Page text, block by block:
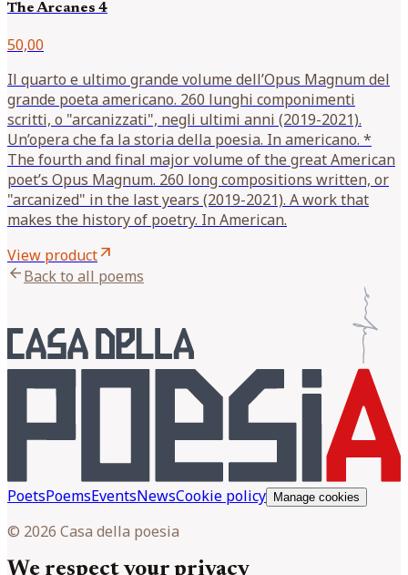
The Arcanes 4
50,00
Il quarto e ultimo grande volume dell’Opus Magnum del
grande poeta americano. 260 lunghi componimenti
scritti, o "arcanizzati", negli ultimi anni (2019-2021).
Un’opera che fa la storia della poesia. In americano. *
The fourth and final major volume of the great American
poet’s Opus Magnum. 260 long compositions written, or
"arcanized" in the last years (2019-2021). A work that
makes the history of poetry. In American.
View productarrow_outward
arrow_backBack to all poems
PoetsPoemsEventsNewsCookie policy Manage cookies
© 2026 Casa della poesia
We respect your privacy